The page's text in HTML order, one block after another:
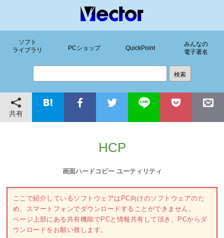
ソフト
ライブラリ
PCショップ QuickPoint
みんなの
電子署名
共有
HCP
画面ハードコピー ユーティリティ
ここで紹介しているソフトウェアはPC向けのソフトウェアのた
め、スマートフォンでダウンロードすることができません。
ページ上部にある共有機能でPCと情報共有して頂き、PCからダ
ウンロードをお願い致します。